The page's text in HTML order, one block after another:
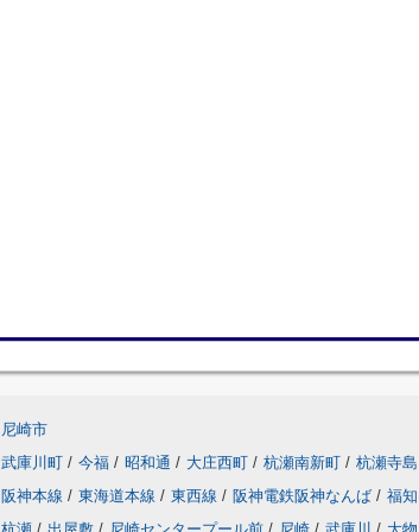
尼崎市
武庫川町 / 今福 / 昭和通 / 大庄西町 / 杭瀬南新町 / 杭瀬寺島
阪神本線 / 東海道本線 / 東西線 / 阪神電鉄阪神なんば / 福